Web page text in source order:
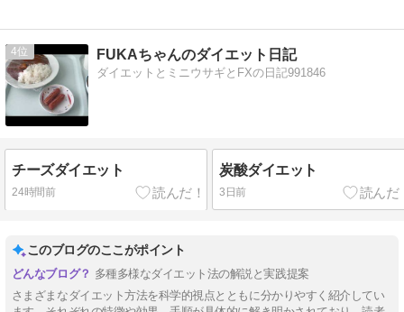
4 FUKAちゃんのダイエット日記
ダイエットとミニウサギとFXの日記991846
チーズダイエット
24時間前
炭酸ダイエット
3日前
このブログのここがポイント
多種多様なダイエット法の解説と実践提案
さまざまなダイエット方法を科学的視点とともに分かりやすく紹介してい